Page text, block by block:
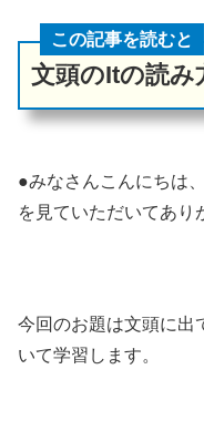
この記事を読むと
文頭のItの読み
●みなさんこんにちは
を見ていただいてあり
今回のお題は文頭に出
いて学習します。